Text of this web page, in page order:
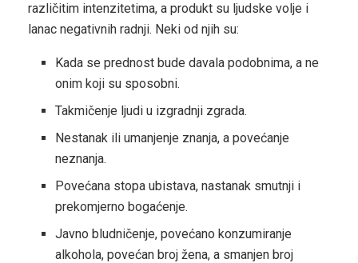
različitim intenzitetima, a produkt su ljudske volje i
lanac negativnih radnji. Neki od njih su:
Kada se prednost bude davala podobnima, a ne
onim koji su sposobni.
Takmičenje ljudi u izgradnji zgrada.
Nestanak ili umanjenje znanja, a povećanje
neznanja.
Povećana stopa ubistava, nastanak smutnji i
prekomjerno bogaćenje.
Javno bludničenje, povećano konzumiranje
alkohola, povećan broj žena, a smanjen broj